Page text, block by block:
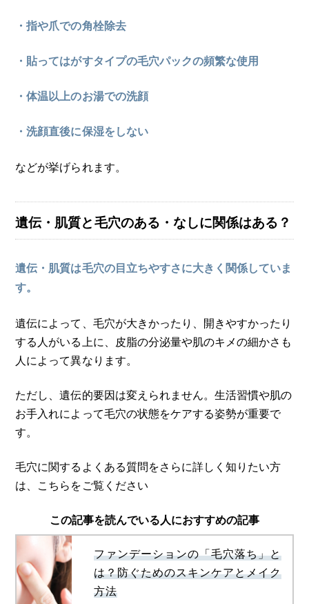
・指や爪での角栓除去
・貼ってはがすタイプの毛穴パックの頻繁な使用
・体温以上のお湯での洗顔
・洗顔直後に保湿をしない
などが挙げられます。
遺伝・肌質と毛穴のある・なしに関係はある？
遺伝・肌質は毛穴の目立ちやすさに大きく関係していま
す。
遺伝によって、毛穴が大きかったり、開きやすかったり
する人がいる上に、皮脂の分泌量や肌のキメの細かさも
人によって異なります。
ただし、遺伝的要因は変えられません。生活習慣や肌の
お手入れによって毛穴の状態をケアする姿勢が重要で
す。
毛穴に関するよくある質問をさらに詳しく知りたい方
は、こちらをご覧ください
この記事を読んでいる人におすすめの記事
ファンデーションの「毛穴落ち」と
は？防ぐためのスキンケアとメイク
方法